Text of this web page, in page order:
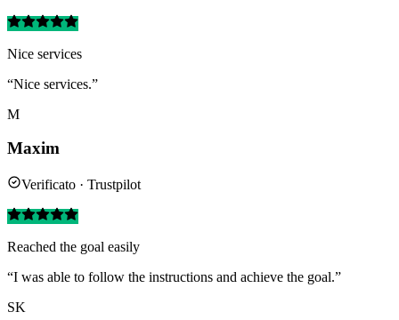
Nice services
“Nice services.”
M
Maxim
Verificato · Trustpilot
Reached the goal easily
“I was able to follow the instructions and achieve the goal.”
SK